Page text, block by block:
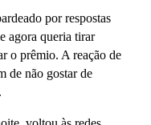
por respostas
agora queria tirar
o prêmio. A reação de
de não gostar de